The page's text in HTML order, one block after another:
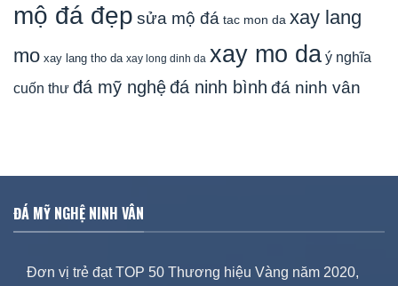
mộ đá đẹp sửa mộ đá tac mon da xay lang
mo xay lang tho da xay long dinh da xay mo da ý nghĩa
cuốn thư đá mỹ nghệđá ninh bình đá ninh vân
ĐÁ MỸ NGHỆ NINH VÂN
Đơn vị trẻ đạt TOP 50 Thương hiệu Vàng năm 2020,